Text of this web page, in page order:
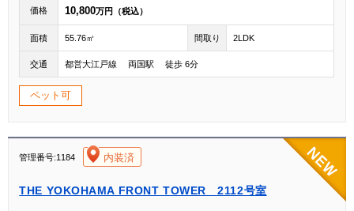
価格 10,800万円（税込）
面積 55.76㎡ 間取り 2LDK
交通 都営大江戸線 両国駅 徒歩 6分
ペット可
管理番号:1184 内装済
THE YOKOHAMA FRONT TOWER 2112号室
[004]